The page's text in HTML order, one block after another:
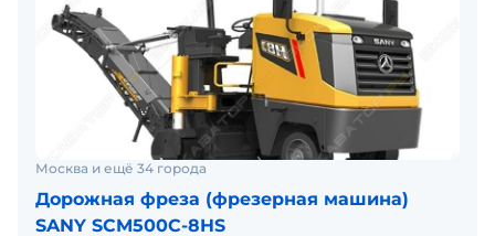
Москва и ещё 34 города
Дорожная фреза (фрезерная машина)
SANY SCM500C-8HS